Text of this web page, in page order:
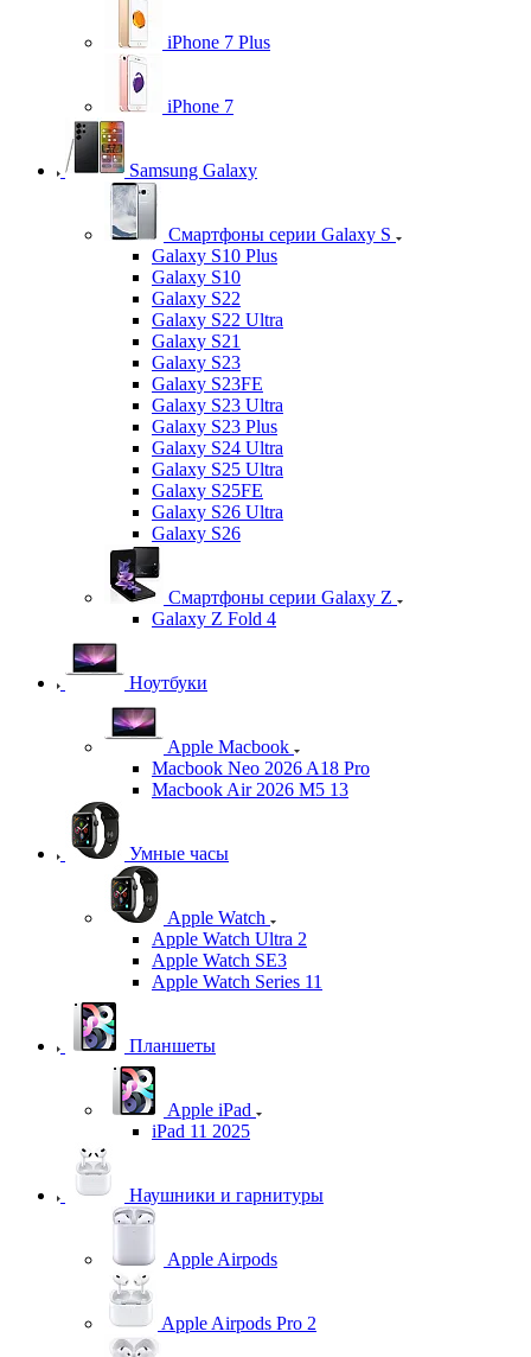
iPhone 7 Plus
iPhone 7
Samsung Galaxy
Смартфоны серии Galaxy S
Galaxy S10 Plus
Galaxy S10
Galaxy S22
Galaxy S22 Ultra
Galaxy S21
Galaxy S23
Galaxy S23FE
Galaxy S23 Ultra
Galaxy S23 Plus
Galaxy S24 Ultra
Galaxy S25 Ultra
Galaxy S25FE
Galaxy S26 Ultra
Galaxy S26
Смартфоны серии Galaxy Z
Galaxy Z Fold 4
Ноутбуки
Apple Macbook
Macbook Neo 2026 A18 Pro
Macbook Air 2026 M5 13
Умные часы
Apple Watch
Apple Watch Ultra 2
Apple Watch SE3
Apple Watch Series 11
Планшеты
Apple iPad
iPad 11 2025
Наушники и гарнитуры
Apple Airpods
Apple Airpods Pro 2